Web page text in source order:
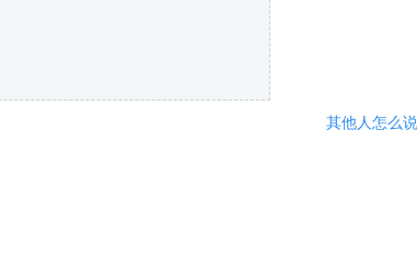
其他人怎么